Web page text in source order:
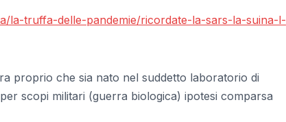
la-truffa-delle-pandemie/ricordate-la-sars-la-suina-l-
proprio che sia nato nel suddetto laboratorio di
scopi militari (guerra biologica) ipotesi comparsa